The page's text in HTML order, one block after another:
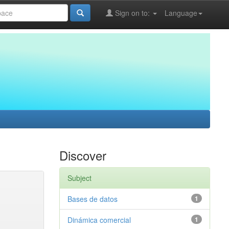
Language
Sign on to:
Discover
Subject
1
Bases de datos
1
Dinámica comercial